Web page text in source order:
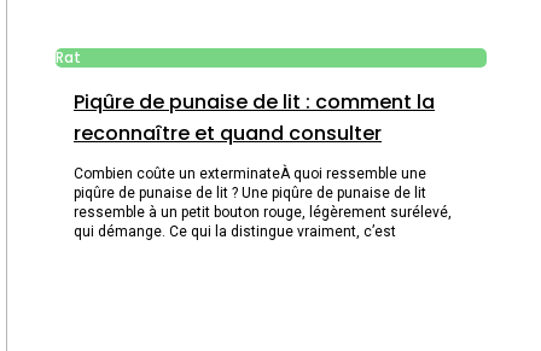
Rat
Piqûre de punaise de lit : comment la
reconnaître et quand consulter
Combien coûte un exterminateÀ quoi ressemble une
piqûre de punaise de lit ? Une piqûre de punaise de lit
ressemble à un petit bouton rouge, légèrement surélevé,
qui démange. Ce qui la distingue vraiment, c’est